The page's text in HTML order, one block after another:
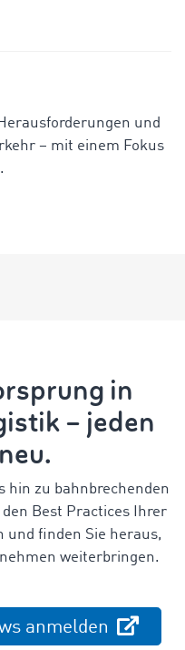
und
– mit einem Fokus
in
– jeden
hin zu bahnbrechenden
Best Practices Ihrer
und finden Sie heraus,
weiterbringen.
anmelden